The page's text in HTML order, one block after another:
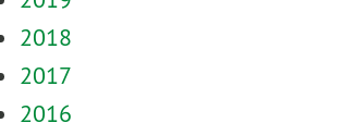
2018
2017
2016